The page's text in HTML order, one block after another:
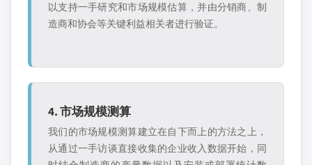
以支持一手研究和市场规模估算，并由分销商、制
造商和协会等关键利益相关者进行验证。
4. 市场规模测算
我们的市场规模测算建立在自下而上的方法之上，
从通过一手访谈直接收集的企业收入数据开始，同